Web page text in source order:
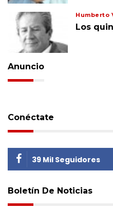
Humberto
Los
Anuncio
Conéctate
39 Mil Seguidores
Boletín De Noticias